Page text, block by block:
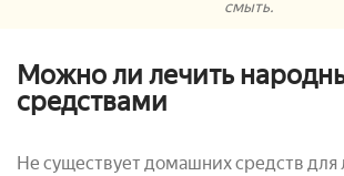
смыть.
Можно ли лечить
средствами
Не существует домашних средств для